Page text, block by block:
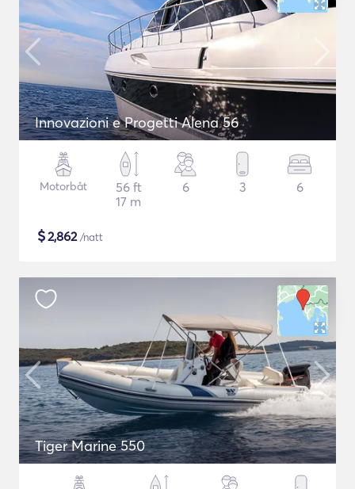
Innovazioni e Progetti Alena 56
Motorbåt
56 ft
17 m
6 3 6
$2,862/natt
Tiger Marine 550